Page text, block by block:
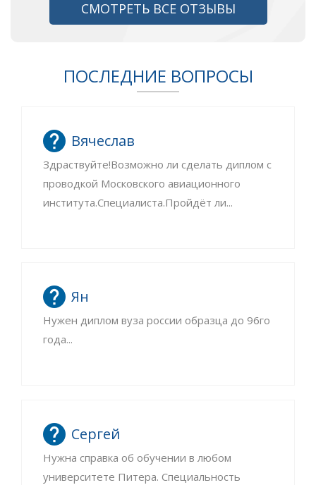
СМОТРЕТЬ ВСЕ ОТЗЫВЫ
ПОСЛЕДНИЕ ВОПРОСЫ
Вячеслав
Здраствуйте!Возможно ли сделать диплом с
проводкой Московского авиационного
института.Специалиста.Пройдёт ли...
Ян
Нужен диплом вуза россии образца до 96го
года...
Сергей
Нужна справка об обучении в любом
университете Питера. Специальность